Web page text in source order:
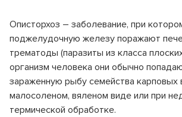
Описторхоз – заболевание, при
поджелудочную железу поражают
трематоды (паразиты из класса
организм человека они обычно
зараженную рыбу семейства карповых
малосоленом, вяленом виде или при
термической обработке.
История больницы
Администрация
Специалисты
Инфекционное отделение №1
Стационарное лечение инфекционных
Инфекционное отделение №2
Стационарное лечение инфекционных
Инфекционное отделение №3
Платные услуги по направлениям
Стоимость платных услуг
Дополнительные услуги
Как найти пациента?
Памятка сопровождающим
Справочник пациента
Порядок госпитализации